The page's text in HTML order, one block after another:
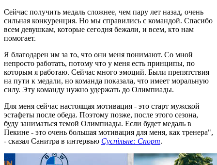
Сейчас получить медаль сложнее, чем пару лет назад, очень
сильная конкуренция. Но мы справились с командой. Спасибо
всем девушкам, которые сегодня бежали, и всем, кто нам
помогает.
Я благодарен им за то, что они меня понимают. Со мной
непросто работать, потому что у меня есть принципы, по
которым я работаю. Сейчас много эмоций. Были препятствия
на пути к медали, но команда показала, что имеет моральную
силу. Эту команду нужно удержать до Олимпиады.
Для меня сейчас настоящая мотивация - это старт мужской
эстафеты после обеда. Поэтому позже, после этого сезона,
буду заниматься темой Олимпиады. Если будет медаль в
Пекине - это очень большая мотивация для меня, как тренера",
- сказал Санитра в интервью Суспільне: Спорт.